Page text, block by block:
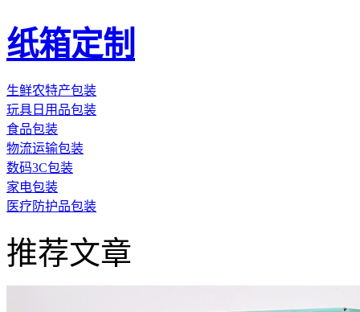
纸箱定制
生鲜农特产包装
玩具日用品包装
食品包装
物流运输包装
数码3C包装
家电包装
医疗防护品包装
推荐文章